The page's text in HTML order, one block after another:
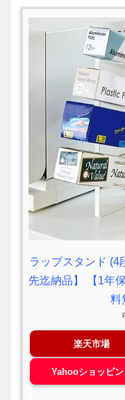
ラップスタンド (4
先迄納品】 【1年
料
楽天市場
Yahooショッピ